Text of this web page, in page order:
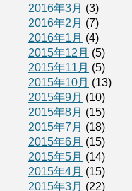
2016年3月 (3)
2016年2月 (7)
2016年1月 (4)
2015年12月 (5)
2015年11月 (5)
2015年10月 (13)
2015年9月 (10)
2015年8月 (15)
2015年7月 (18)
2015年6月 (15)
2015年5月 (14)
2015年4月 (15)
2015年3月 (22)